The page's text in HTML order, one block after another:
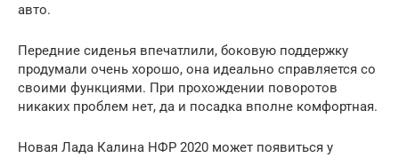
авто.
Передние сиденья впечатлили, боковую поддержку
продумали очень хорошо, она идеально справляется со
своими функциями. При прохождении поворотов
никаких проблем нет, да и посадка вполне комфортная.
Новая Лада Калина НФР 2020 может появиться у